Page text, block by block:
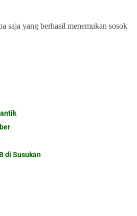
saja yang berhasil menemukan sosok
di Susukan